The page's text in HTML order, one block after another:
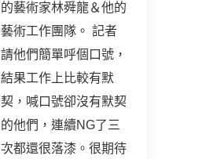
的藝術家林舜龍＆他的
藝術工作團隊。 記者
請他們簡單呼個口號，
結果工作上比較有默
契，喊口號卻沒有默契
的他們，連續NG了三
次都還很落漆。很期待